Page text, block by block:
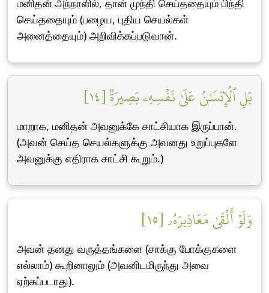
மனிதன் அந்நாளில், தான் முந்தி செய்ததையும் பிந்தி
செய்ததையும் (பழைய, புதிய செயல்கள்
அனைத்தையும்) அறிவிக்கப்படுவான்.
بَلِ ٱلۡإِنسَٰنُ عَلَىٰ نَفۡسِهِۦ بَصِيرَةٞ [١٤]
மாறாக, மனிதன் அவனுக்கே சாட்சியாக இருப்பான்.
(அவன் செய்த செயல்களுக்கு அவனது உறுப்புகளே
அவனுக்கு எதிராக சாட்சி கூறும்.)
وَلَوۡ أَلۡقَىٰ مَعَاذِيرَهُۥ [١٥]
அவன் தனது வருத்தங்களை (சாக்கு போக்குகளை
எல்லாம்) கூறினாலும் (அவனிடமிருந்து அவை
ஏற்கப்படாது).